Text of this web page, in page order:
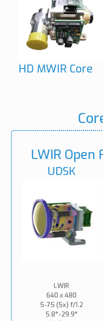
HD MWIR Core
LWIR Open
UDSK
LWIR
640 x 480
5-75 (5x) f/1.2
5.8°-29.9°